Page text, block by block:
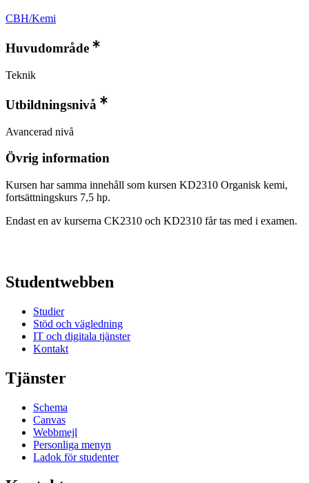
CBH/Kemi
Huvudområde
Teknik
Utbildningsnivå
Avancerad nivå
Övrig information
Kursen har samma innehåll som kursen KD2310 Organisk kemi,
fortsättningskurs 7,5 hp.
Endast en av kurserna CK2310 och KD2310 får tas med i examen.
Studentwebben
Studier
Stöd och vägledning
IT och digitala tjänster
Kontakt
Tjänster
Schema
Canvas
Webbmejl
Personliga menyn
Ladok för studenter